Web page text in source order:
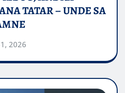
TATAR – UNDE SA
2026